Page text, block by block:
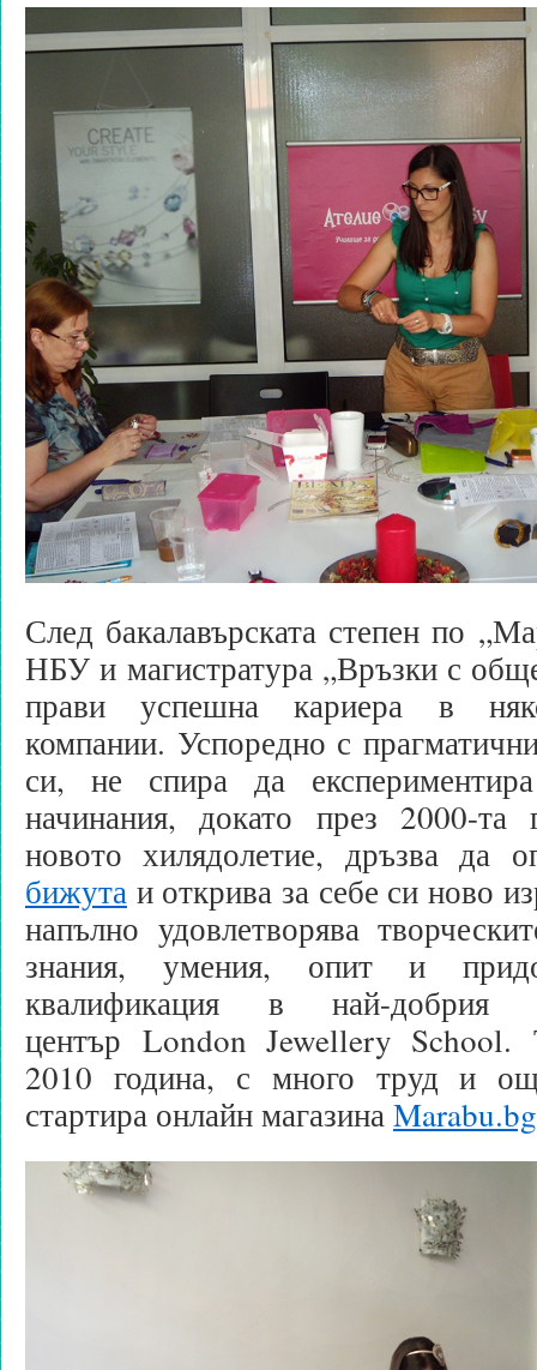
След бакалавърската степен по
НБУ и магистратура „Връзки с
прави успешна кариера в
компании. Успоредно с
си, не спира да
начинания, докато през 2000-
новото хилядолетие, дръзва да
бижута и открива за себе си ново
напълно удовлетворява
знания, умения, опит и
квалификация в най-добрия
център London Jewellery School.
2010 година, с много труд и
стартира онлайн магазинаMarabu.bg